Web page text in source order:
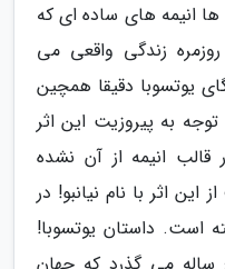
انیمه های ساده ای که
زندگی واقعی می
یوتسوبا دقیقا همچین
به پیروزیت این اثر
قالب انیمه از آن نشده
اثر با نام نیانبو! در
داشته است. داستان یوتسوبا!